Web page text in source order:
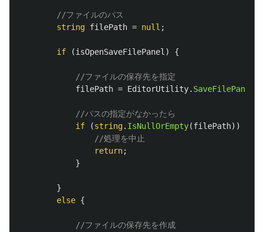
//ファイルのパス
string filePath = null ;
if (isOpenSaveFilePanel ) {
//ファイルの保存先を指定
filePath = EditorUtility. SaveFilePanel
//パスの指定がなかったら
if
(string. IsNullOrEmpty(filePath))
//処理を中止
return;
}
}
else {
//ファイルの保存先を作成